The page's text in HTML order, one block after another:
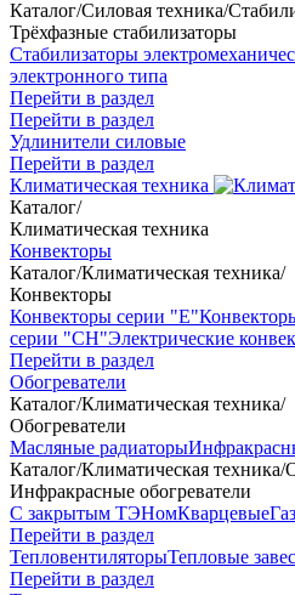
Каталог/Силовая техника/
Трёхфазные стабилизаторы
Стабилизаторы
электронного типа
Перейти в раздел
Перейти в раздел
Удлинители силовые
Перейти в раздел
Климатическая техника
Каталог/
Климатическая техника
Конвекторы
Каталог/Климатическая техника/
Конвекторы
Конвекторы серии "Е"
серии "СН"Электрические
Перейти в раздел
Обогреватели
Каталог/Климатическая техника/
Обогреватели
Масляные радиаторы
Каталог/Климатическая техника/
Инфракрасные обогреватели
С закрытым ТЭНомКварцевые
Перейти в раздел
ТепловентиляторыТепловые
Перейти в раздел